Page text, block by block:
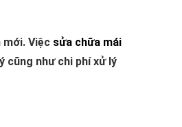
Việc sửa chữa mái
như chi phí xử lý